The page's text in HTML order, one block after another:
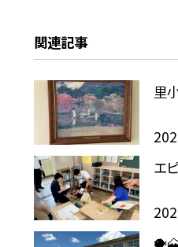
関連記事
里
エ